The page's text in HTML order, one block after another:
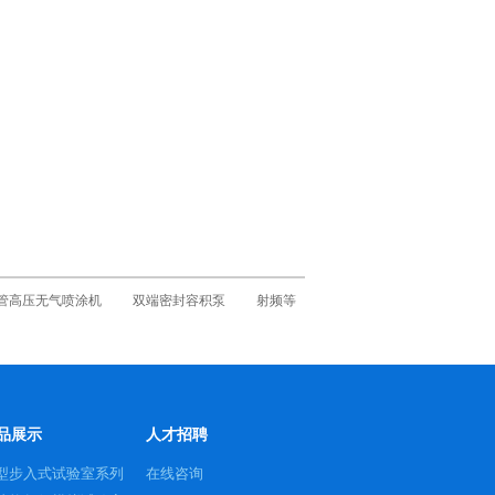
高压无气喷涂机 双端密封容积泵
射频等
展示
步入式试验室系列
人才招聘
在线咨询